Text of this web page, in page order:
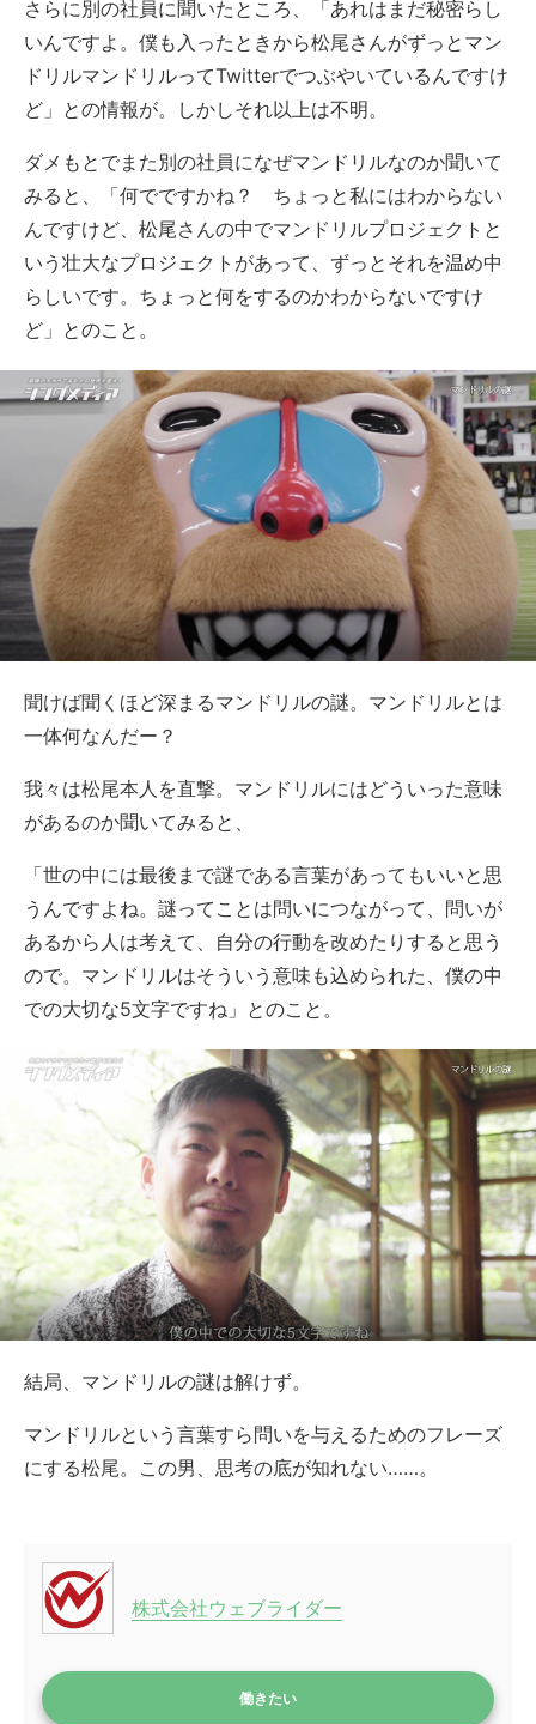
さらに別の社員に聞いたところ、「あれはまだ秘密らし
いんですよ。僕も入ったときから松尾さんがずっとマン
ドリルマンドリルってTwitterでつぶやいているんですけ
ど」との情報が。しかしそれ以上は不明。
ダメもとでまた別の社員になぜマンドリルなのか聞いて
みると、「何でですかね？ ちょっと私にはわからない
んですけど、松尾さんの中でマンドリルプロジェクトと
いう壮大なプロジェクトがあって、ずっとそれを温め中
らしいです。ちょっと何をするのかわからないですけ
ど」とのこと。
聞けば聞くほど深まるマンドリルの謎。マンドリルとは
一体何なんだー？
我々は松尾本人を直撃。マンドリルにはどういった意味
があるのか聞いてみると、
「世の中には最後まで謎である言葉があってもいいと思
うんですよね。謎ってことは問いにつながって、問いが
あるから人は考えて、自分の行動を改めたりすると思う
ので。マンドリルはそういう意味も込められた、僕の中
での大切な5文字ですね」とのこと。
結局、マンドリルの謎は解けず。
マンドリルという言葉すら問いを与えるためのフレーズ
にする松尾。この男、思考の底が知れない……。
株式会社ウェブライダー
働きたい